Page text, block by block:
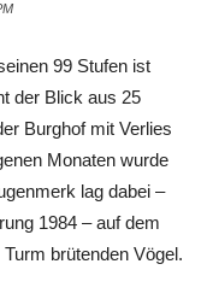
99 Stufen ist
der Blick aus 25
Burghof mit Verlies
Monaten wurde
lag dabei –
1984 – auf dem
brütenden Vögel.